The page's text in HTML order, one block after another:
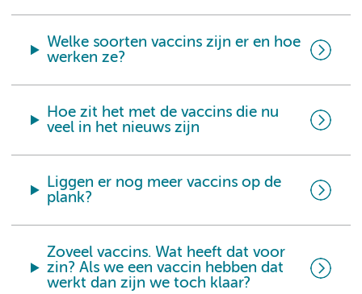
Welke soorten vaccins zijn er en hoe
werken ze?
Hoe zit het met de vaccins die nu
veel in het nieuws zijn
Liggen er nog meer vaccins op de
plank?
Zoveel vaccins. Wat heeft dat voor
zin? Als we een vaccin hebben dat
werkt dan zijn we toch klaar?